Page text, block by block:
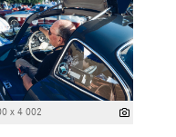
x 4 002